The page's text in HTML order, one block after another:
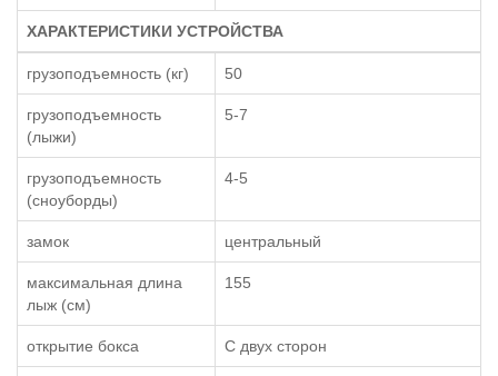
ХАРАКТЕРИСТИКИ УСТРОЙСТВА
грузоподъемность (кг) 50
грузоподъемность
(лыжи)
5-7
грузоподъемность
(сноуборды)
4-5
замок центральный
максимальная длина
лыж (см)
155
открытие бокса С двух сторон